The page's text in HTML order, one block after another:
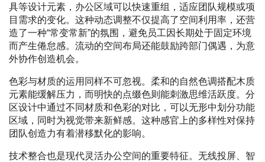
具等设计元素，办公区域可以快速重组，适应团队规模或项
目需求的变化。这种动态调整不仅提高了空间利用率，还营
造了一种“常变常新”的氛围，避免员工因长期处于固定环境
而产生倦怠感。流动的空间布局还能鼓励跨部门偶遇，为意
外协作创造机会。
色彩与材质的运用同样不可忽视。柔和的自然色调搭配木质
元素能缓解压力，而明快的点缀色则能刺激思维活跃度。分
区设计中通过不同材质和色彩的对比，可以无形中划分功能
区域，同时为视觉带来新鲜感。这种感官上的多样性对保持
团队创造力有着潜移默化的影响。
技术整合也是现代灵活办公空间的重要特征。无线投屏、智